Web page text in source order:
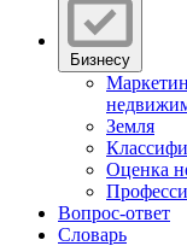
Бизнесу
Земля
Оценка
Вопрос-ответ
Словарь